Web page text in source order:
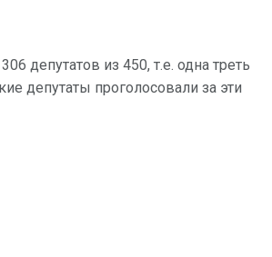
депутатов из 450, т.е. одна треть
депутаты проголосовали за эти